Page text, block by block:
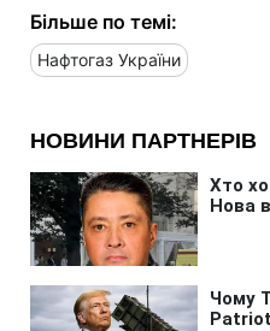
Більше по темі:
Нафтогаз України